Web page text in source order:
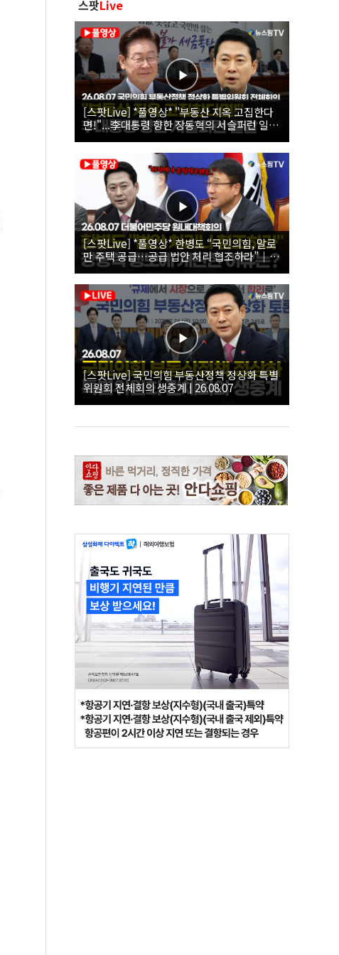
스팟Live
[스팟Live] *풀영상* "부동산 지옥 고집한다
면!"...李대통령 향한 장동혁의 서슬퍼런 일갈
| 26.08.07 국민의힘 부동산정책 정상화 특별
위원회 전체회의
[스팟Live] *풀영상* 한병도 “국민의힘, 말로
만 주택 공급…공급 법안 처리 협조하라”｜
26.08.07 더불어민주당 원내대책회의
[스팟Live] 국민의힘 부동산정책 정상화 특별
위원회 전체회의 생중계 | 26.08.07